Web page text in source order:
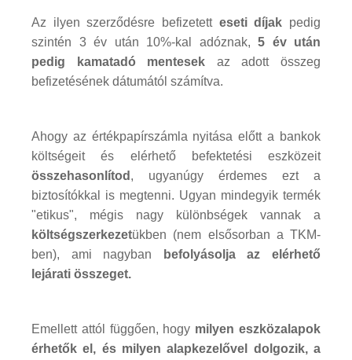
Az ilyen szerződésre befizetett eseti díjak pedig
szintén 3 év után 10%-kal adóznak, 5 év után
pedig kamatadó mentesek az adott összeg
befizetésének dátumától számítva.
Ahogy az értékpapírszámla nyitása előtt a bankok
költségeit és elérhető befektetési eszközeit
összehasonlítod , ugyanúgy érdemes ezt a
biztosítókkal is megtenni. Ugyan mindegyik termék
"etikus", mégis nagy különbségek vannak a
költségszerkezetükben (nem elsősorban a TKM-
ben), ami nagyban
befolyásolja az elérhető
lejárati összeget.
Emellett attól függően, hogy milyen eszközalapok
érhetők el, és milyen alapkezelővel dolgozik, a